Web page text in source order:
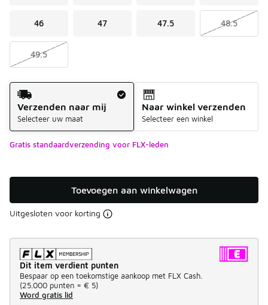
46 47 47.5 48.5
49.5
Verzendmethode
Verzenden naar mij
Selecteer uw maat
Naar winkel verzenden
Selecteer een winkel
Gratis standaardverzending voor FLX-leden
Toevoegen aan winkelwagen
Uitgesloten voor korting
Dit item verdient punten
Bespaar op een toekomstige aankoop met FLX Cash.
(25.000 punten = € 5)
Word gratis lid